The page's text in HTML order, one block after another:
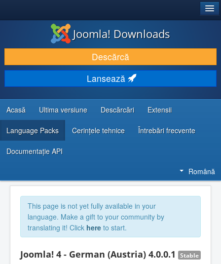
DESCARCĂ & ȘI EXTINDE
DESCOPERĂ & ÎNVAȚĂ
COMUNITATE & SUPORT
RESURSE DEZVOLTATORI
Joomla! Downloads
Descărcă
Lansează
Acasă Ultima versiune Descărcări Extensii
Language Packs Cerințele tehnice Întrebări frecvente
Documentaţie API
Română
This page is not yet fully available in your
language. Make a gift to your community by
translating it! Click here to start.
Joomla! 4 - German (Austria) 4.0.0.1 Stable